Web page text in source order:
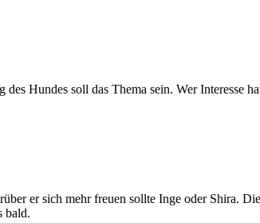
Hundes soll das Thema sein. Wer Interesse
er sich mehr freuen sollte Inge oder Shira.
bald.